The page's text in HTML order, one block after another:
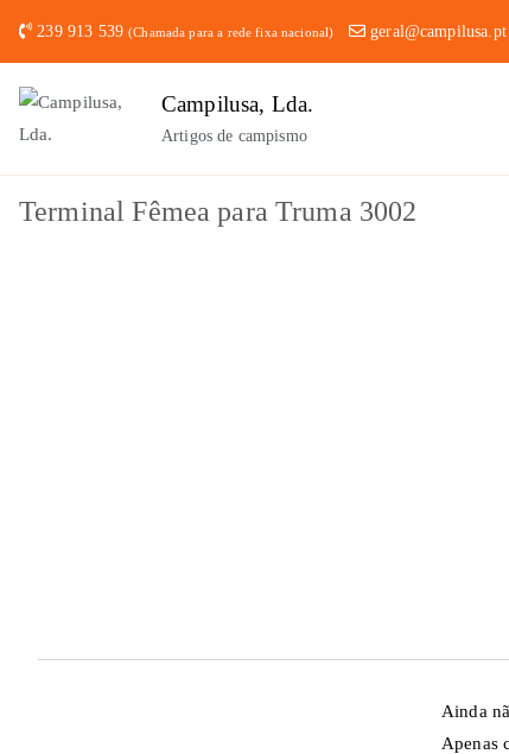
conteúdo
239 913 539(Chamada para a rede fixa nacional) geral@campilusa.pt
Campilusa, Lda.
Artigos de campismo
Terminal Fêmea para Truma 3002
Ainda
Apenas